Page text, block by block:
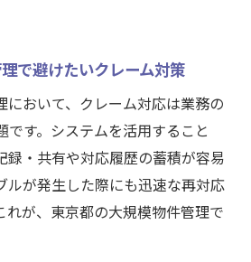
で避けたいクレーム対策
において、クレーム対応は業務の
です。システムを活用すること
録・共有や対応履歴の蓄積が容易
ルが発生した際にも迅速な再対応
れが、東京都の大規模物件管理で